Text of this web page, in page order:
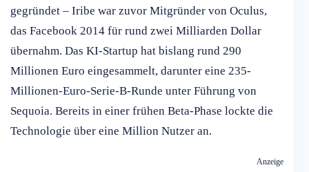
gegründet – Iribe war zuvor Mitgründer von Oculus,
das Facebook 2014 für rund zwei Milliarden Dollar
übernahm. Das KI-Startup hat bislang rund 290
Millionen Euro eingesammelt, darunter eine 235-
Millionen-Euro-Serie-B-Runde unter Führung von
Sequoia. Bereits in einer frühen Beta-Phase lockte die
Technologie über eine Million Nutzer an.
Anzeige